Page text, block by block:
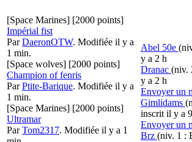
[Space Marines] [2000 points]
Impérial fist
ParDaeronOTW. Modifiée il y a
1 min.
[Space wolves] [2000 points]
Champion of fenris
ParPtite-Barique. Modifiée il y a
1 min.
[Space Marines] [2000 points]
Ultramar
ParTom2317. Modifiée il y a 1
Abel 50e
y a 2 h
Dranac (niv.
y a 2 h
Envoyer un
Gimlidams
inscrit il y a
Envoyer un
Brz (niv. 1 :